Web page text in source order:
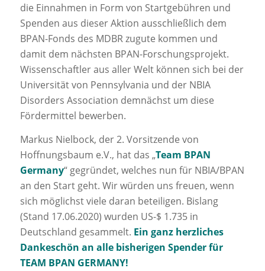
die Einnahmen in Form von Startgebühren und
Spenden aus dieser Aktion ausschließlich dem
BPAN-Fonds des MDBR zugute kommen und
damit dem nächsten BPAN-Forschungsprojekt.
Wissenschaftler aus aller Welt können sich bei der
Universität von Pennsylvania und der NBIA
Disorders Association demnächst um diese
Fördermittel bewerben.
Markus Nielbock, der 2. Vorsitzende von
Hoffnungsbaum e.V., hat das „Team BPAN
Germany“ gegründet, welches nun für NBIA/BPAN
an den Start geht. Wir würden uns freuen, wenn
sich möglichst viele daran beteiligen. Bislang
(Stand 17.06.2020) wurden US-$ 1.735 in
Deutschland gesammelt. Ein ganz herzliches
Dankeschön an alle bisherigen Spender für
TEAM BPAN GERMANY!